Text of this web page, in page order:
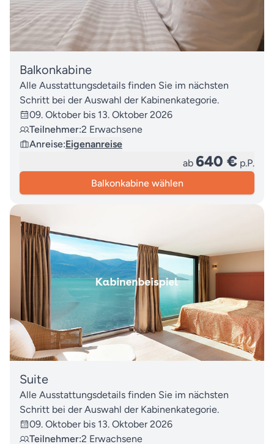
Balkonkabine
Alle Ausstattungsdetails finden Sie im nächsten
Schritt bei der Auswahl der Kabinenkategorie.
09. Oktober bis 13. Oktober 2026
Teilnehmer:2 Erwachsene
Anreise:Eigenanreise
ab 640 € p.P.
Balkonkabine wählen
Suite
Alle Ausstattungsdetails finden Sie im nächsten
Schritt bei der Auswahl der Kabinenkategorie.
09. Oktober bis 13. Oktober 2026
Teilnehmer:2 Erwachsene